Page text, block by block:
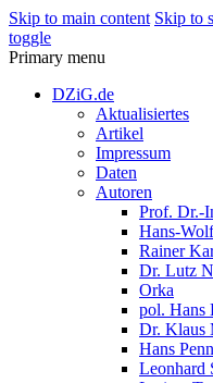
Skip to main content Skip to
toggle
Primary menu
DZiG.de
Aktualisiertes
Artikel
Impressum
Daten
Autoren
Prof. Dr.-
Hans-
Rainer
Dr. Lutz
Orka
pol. Hans
Dr. Klaus
Hans
Leonhard